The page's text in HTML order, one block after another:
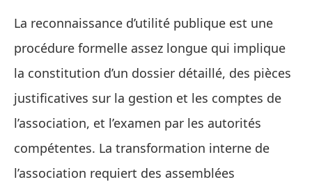
La reconnaissance d’utilité publique est une
procédure formelle assez longue qui implique
la constitution d’un dossier détaillé, des pièces
justificatives sur la gestion et les comptes de
l’association, et l’examen par les autorités
compétentes. La transformation interne de
l’association requiert des assemblées